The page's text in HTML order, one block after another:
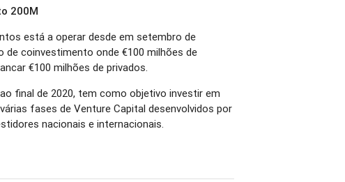
200M
está a operar desde em setembro de
coinvestimento onde €100 milhões de
€100 milhões de privados.
final de 2020, tem como objetivo investir em
fases de Venture Capital desenvolvidos por
nacionais e internacionais.